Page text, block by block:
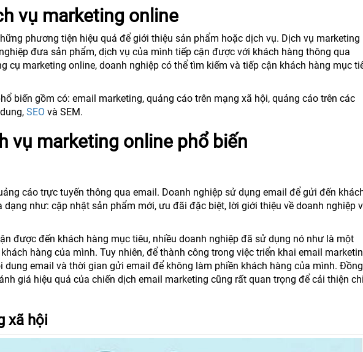
vụ marketing online
phương tiện hiệu quả để giới thiệu sản phẩm hoặc dịch vụ. Dịch vụ marketing
đưa sản phẩm, dịch vụ của mình tiếp cận được với khách hàng thông qua
cụ marketing online, doanh nghiệp có thể tìm kiếm và tiếp cận khách hàng mục
biến gồm có: email marketing, quảng cáo trên mạng xã hội, quảng cáo trên các
SEO và SEM.
vụ marketing online phổ biến
cáo trực tuyến thông qua email. Doanh nghiệp sử dụng email để gửi đến
như: cập nhật sản phẩm mới, ưu đãi đặc biệt, lời giới thiệu về doanh nghiệp
được đến khách hàng mục tiêu, nhiều doanh nghiệp đã sử dụng nó như là một
hàng của mình. Tuy nhiên, để thành công trong việc triển khai email
dung email và thời gian gửi email để không làm phiền khách hàng của mình. Đồng
giá hiệu quả của chiến dịch email marketing cũng rất quan trọng để cải thiện
xã hội